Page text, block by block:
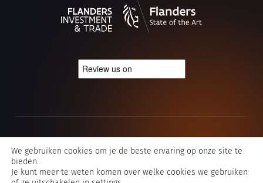
Algemene voorwaarden Typografics
We gebruiken cookies om je de beste ervaring op onze site te
bieden.
Je kunt meer te weten komen over welke cookies we gebruiken